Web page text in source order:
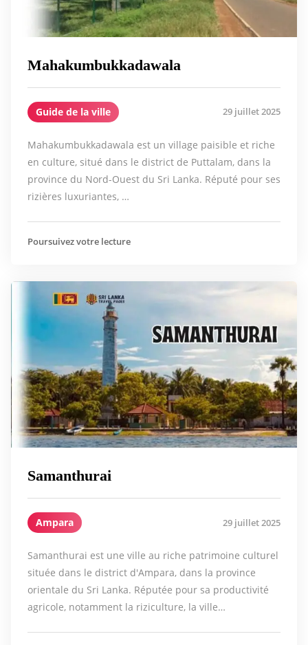
Mahakumbukkadawala
Guide de la ville 29 juillet 2025
Mahakumbukkadawala est un village paisible et riche
en culture, situé dans le district de Puttalam, dans la
province du Nord-Ouest du Sri Lanka. Réputé pour ses
rizières luxuriantes, …
Poursuivez votre lecture
Samanthurai
Ampara 29 juillet 2025
Samanthurai est une ville au riche patrimoine culturel
située dans le district d'Ampara, dans la province
orientale du Sri Lanka. Réputée pour sa productivité
agricole, notamment la riziculture, la ville…